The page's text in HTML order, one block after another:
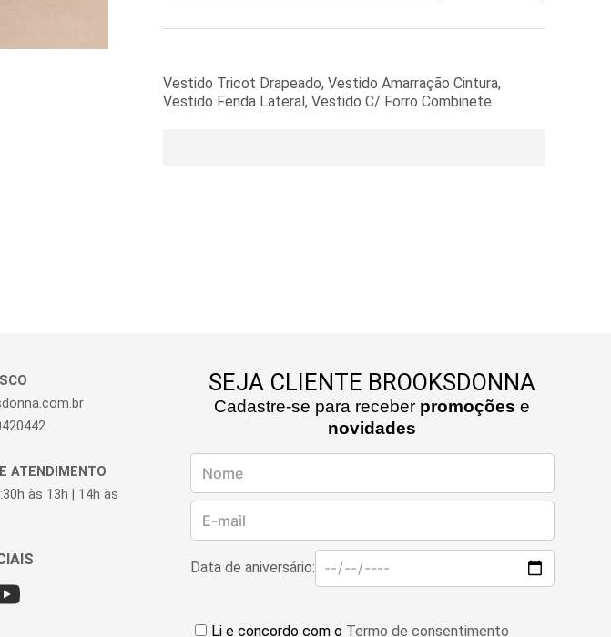
Vestido Tricot Drapeado, Vestido Amarração Cintura,
Vestido Fenda Lateral, Vestido C/ Forro Combinete
ATENDIMENTO
às 13h | 14h às
SEJA CLIENTE BROOKSDONNA
Cadastre-se para receber promoções e
novidades
Data de aniversário:
Li e concordo com o Termo de consentimento